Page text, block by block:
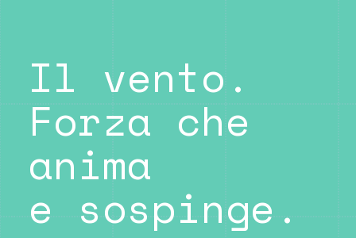
Il vento.
Forza che
anima
e sospinge.